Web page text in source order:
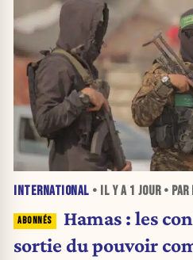
INTERNATIONAL • IL Y A 1 JOUR• PAR
Hamas : les
sortie du pouvoir